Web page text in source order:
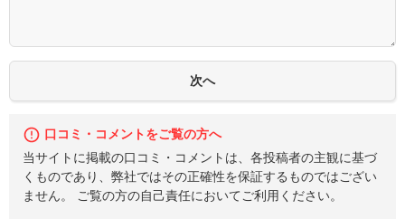
口コミ・コメントをご覧の方へ
当サイトに掲載の口コミ・コメントは、各投稿者の主観に基づ
くものであり、弊社ではその正確性を保証するものではござい
ません。 ご覧の方の自己責任においてご利用ください。